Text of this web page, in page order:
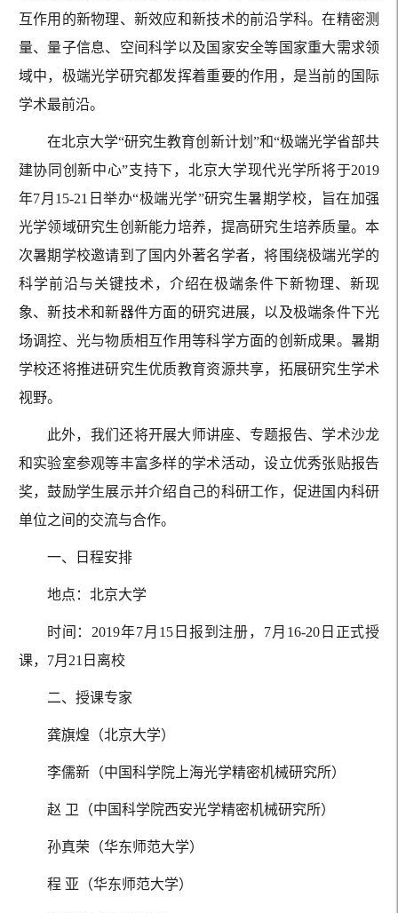
互作用的新物理、新效应和新技术的前沿学科。在精密测
量、量子信息、空间科学以及国家安全等国家重大需求领
域中，极端光学研究都发挥着重要的作用，是当前的国际
学术最前沿。
在北京大学“研究生教育创新计划”和“极端光学省部共
建协同创新中心”支持下，北京大学现代光学所将于2019
年7月15-21日举办“极端光学”研究生暑期学校，旨在加强
光学领域研究生创新能力培养，提高研究生培养质量。本
次暑期学校邀请到了国内外著名学者，将围绕极端光学的
科学前沿与关键技术，介绍在极端条件下新物理、新现
象、新技术和新器件方面的研究进展，以及极端条件下光
场调控、光与物质相互作用等科学方面的创新成果。暑期
学校还将推进研究生优质教育资源共享，拓展研究生学术
视野。
此外，我们还将开展大师讲座、专题报告、学术沙龙
和实验室参观等丰富多样的学术活动，设立优秀张贴报告
奖，鼓励学生展示并介绍自己的科研工作，促进国内科研
单位之间的交流与合作。
一、日程安排
地点：北京大学
时间：2019年7月15日报到注册，7月16-20日正式授
课，7月21日离校
二、授课专家
龚旗煌（北京大学）
李儒新（中国科学院上海光学精密机械研究所）
赵 卫（中国科学院西安光学精密机械研究所）
孙真荣（华东师范大学）
程 亚（华东师范大学）